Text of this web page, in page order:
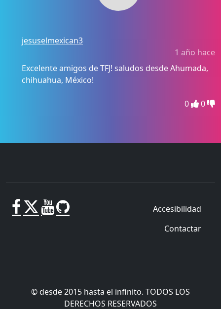
jesuselmexican3
1 año hace
Excelente amigos de TFJ! saludos desde Ahumada,
chihuahua, México!
0 0
Accesibilidad
Contactar
© desde 2015 hasta el infinito. TODOS LOS
DERECHOS RESERVADOS